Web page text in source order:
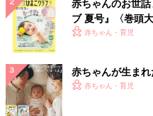
赤ちゃんのお世
ブ 夏号』〈巻頭
く！ おっぱい・
赤ちゃん・育児
赤ちゃんが生まれ
赤ちゃん・育児